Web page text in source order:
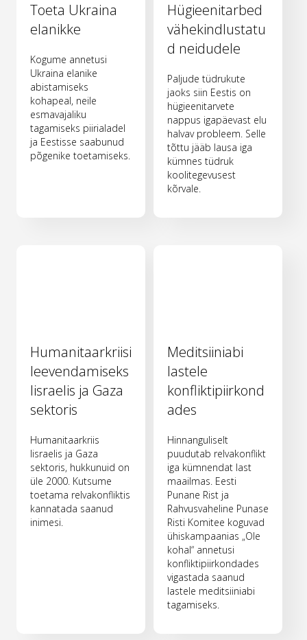
Toeta Ukraina
elanikke
Kogume annetusi
Ukraina elanike
abistamiseks
kohapeal, neile
esmavajaliku
tagamiseks piirialadel
ja Eestisse saabunud
põgenike toetamiseks.
Hügieenitarbed
vähekindlustatu
d neidudele
Paljude tüdrukute
jaoks siin Eestis on
hügieenitarvete
nappus igapäevast elu
halvav probleem. Selle
tõttu jääb lausa iga
kümnes tüdruk
koolitegevusest
kõrvale.
Humanitaarkriisi
leevendamiseks
Iisraelis ja Gaza
sektoris
Humanitaarkriis
Iisraelis ja Gaza
sektoris, hukkunuid on
üle 2000. Kutsume
toetama relvakonfliktis
kannatada saanud
inimesi.
Meditsiiniabi
lastele
konfliktipiirkond
ades
Hinnanguliselt
puudutab relvakonflikt
iga kümnendat last
maailmas. Eesti
Punane Rist ja
Rahvusvaheline Punase
Risti Komitee koguvad
ühiskampaanias „Ole
kohal“ annetusi
konfliktipiirkondades
vigastada saanud
lastele meditsiiniabi
tagamiseks.